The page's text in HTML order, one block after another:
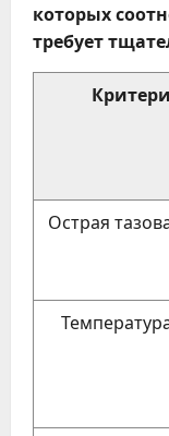
которых
требует
Острая